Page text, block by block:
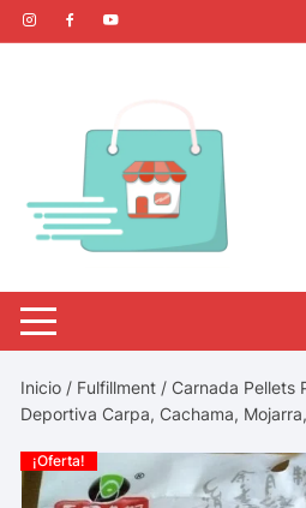
Inicio / Fulfillment / Carnada Pellets
Deportiva Carpa, Cachama,
¡Oferta!